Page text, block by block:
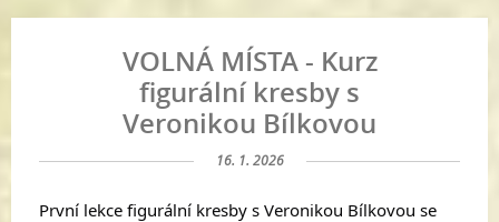
VOLNÁ MÍSTA - Kurz
figurální kresby s
Veronikou Bílkovou
16. 1. 2026
První lekce figurální kresby s Veronikou Bílkovou se